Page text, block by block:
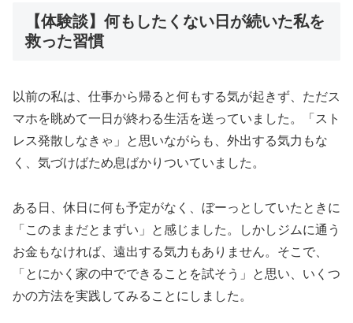
【体験談】何もしたくない日が続いた私を
救った習慣
以前の私は、仕事から帰ると何もする気が起きず、ただス
マホを眺めて一日が終わる生活を送っていました。「スト
レス発散しなきゃ」と思いながらも、外出する気力もな
く、気づけばため息ばかりついていました。
ある日、休日に何も予定がなく、ぼーっとしていたときに
「このままだとまずい」と感じました。しかしジムに通う
お金もなければ、遠出する気力もありません。そこで、
「とにかく家の中でできることを試そう」と思い、いくつ
かの方法を実践してみることにしました。